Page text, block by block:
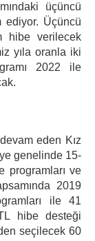
üçüncü
ediyor. Üçüncü
hibe verilecek
yıla oranla iki
2022 ile
eden Kız
genelinde 15-
programları ve
2019
ile 41
hibe desteği
seçilecek 60